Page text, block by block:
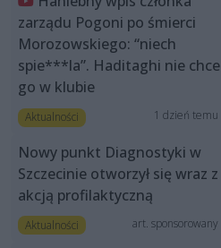
zarządu Pogoni po śmierci
Morozowskiego: “niech
spie***la”. Haditaghi nie chce
go w klubie
Aktualności 1 dzień temu
Nowy punkt Diagnostyki w
Szczecinie otworzył się wraz z
akcją profilaktyczną
Aktualności art. sponsorowany